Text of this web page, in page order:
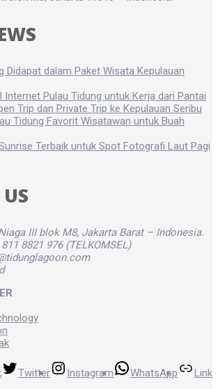
Didapat dalam Paket Wisata Kepulauan
Internet Pulau Tidung untuk Kerja dari Pantai
Trip dan Private Trip ke Kepulauan Seribu
Tidung Favorit Wisatawan untuk Buah
Terbaik untuk Spot Fotografi Laut Pagi
III blok M8, Jakarta Barat – Indonesia.
8821 976 (TELKOMSEL)
Twitter Instagram WhatsApp
Link